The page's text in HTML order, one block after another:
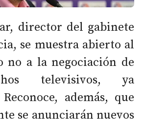
director del gabinete
se muestra abierto al
no a la negociación de
televisivos, ya
además, que
se anunciarán nuevos